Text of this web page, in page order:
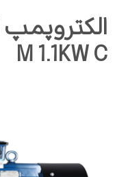
M 1.1KW C